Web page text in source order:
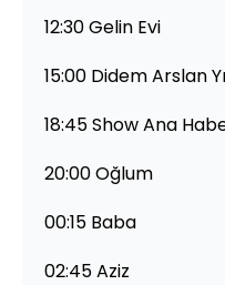
12:30 Gelin Evi
15:00 Didem Arslan
18:45 Show Ana
20:00 Oğlum
00:15 Baba
02:45 Aziz